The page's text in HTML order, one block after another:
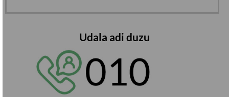
Udala adi duzu